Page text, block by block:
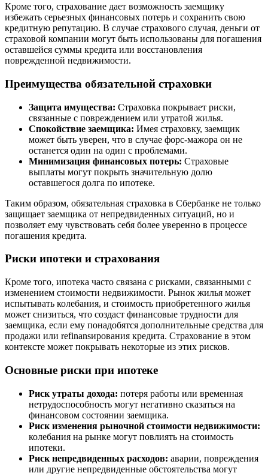
Кроме того, страхование дает возможность заемщику
избежать серьезных финансовых потерь и сохранить свою
кредитную репутацию. В случае страхового случая, деньги от
страховой компании могут быть использованы для погашения
оставшейся суммы кредита или восстановления
поврежденной недвижимости.
Преимущества обязательной страховки
Защита имущества: Страховка покрывает риски,
связанные с повреждением или утратой жилья.
Спокойствие заемщика: Имея страховку, заемщик
может быть уверен, что в случае форс-мажора он не
останется один на один с проблемами.
Минимизация финансовых потерь: Страховые
выплаты могут покрыть значительную долю
оставшегося долга по ипотеке.
Таким образом, обязательная страховка в Сбербанке не только
защищает заемщика от непредвиденных ситуаций, но и
позволяет ему чувствовать себя более уверенно в процессе
погашения кредита.
Риски ипотеки и страхования
Кроме того, ипотека часто связана с рисками, связанными с
изменением стоимости недвижимости. Рынок жилья может
испытывать колебания, и стоимость приобретенного жилья
может снизиться, что создаст финансовые трудности для
заемщика, если ему понадобятся дополнительные средства для
продажи или refinansирования кредита. Страхование в этом
контексте может покрывать некоторые из этих рисков.
Основные риски при ипотеке
Риск утраты дохода: потеря работы или временная
нетрудоспособность могут негативно сказаться на
финансовом состоянии заемщика.
Риск изменения рыночной стоимости недвижимости:
колебания на рынке могут повлиять на стоимость
ипотеки.
Риск непредвиденных расходов: аварии, повреждения
или другие непредвиденные обстоятельства могут